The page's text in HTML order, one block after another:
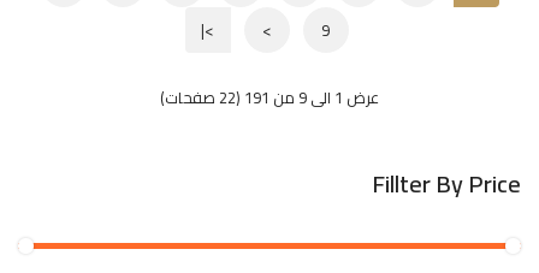
Fillter By Price
9
>
>|
عرض 1 الى 9 من 191 (22 صفحات)